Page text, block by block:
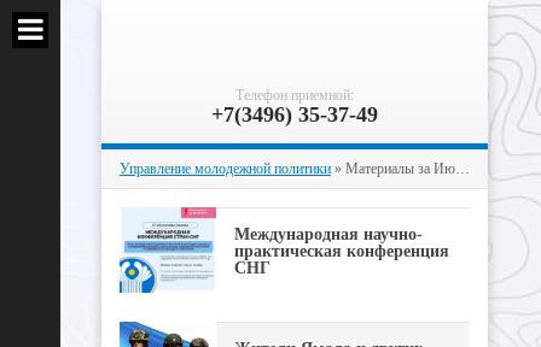
Телефон приемной:
+7(3496) 35-37-49
Управление молодежной политики » Материалы за Июль 2023 года
Международная научно-
практическая конференция
СНГ